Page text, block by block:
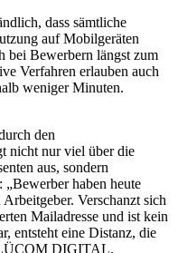
dass sämtliche
auf Mobilgeräten
bei Bewerbern längst zum
Verfahren erlauben auch
weniger Minuten.
den
nicht nur viel über die
aus, sondern
haben heute
Verschanzt sich
Mailadresse und ist kein
entsteht eine Distanz, die
DIGITAL.